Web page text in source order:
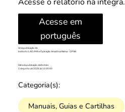
Acesse em
português
Uma publicação de:
Instituto LACLIMA e Operação Amazônia Nativa - OPAN
Data da publicação deste item:
1 de junho de 2026 às 11:00:00
Categoria(s):
Manuais, Guias e Cartilhas